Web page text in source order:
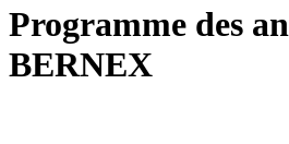
Programme des
BERNEX